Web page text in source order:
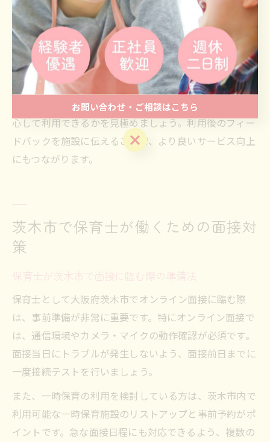
ッフに丁寧に伝えることで、よりきめ細やかな対応をし
てもらいやすくなります。短時間の利用でも、信頼関係
を築く意識を持つことで、子どもも保護者も安心して過
ごせます。
保育士としての視点からは、施設の衛生管理や安全対
策、スタッフの対応力などをチェックし、次回以降も安
心して利用できるかを見極めましょう。利用後のフィー
ドバックを施設に伝えることで、より良いサービス向上
にもつながります。
茨木市で保育士が働くための面接対
策
保育士が茨木市で面接に臨む際の準備法
保育士として大阪府茨木市でオンライン面接に臨む際
は、事前準備が非常に重要です。特にオンライン面接で
は、通信環境やカメラ・マイクの動作確認が必須です。
面接当日にトラブルが発生しないよう、面接前日までに
一度接続テストを行いましょう。
また、一時保育の利用を検討している方は、茨木市内で
利用可能な一時保育施設のリストアップと事前予約がポ
イントです。急な面接日程にも対応できるよう、複数の
お問い合わせ・ご相談はこちら
お問い合わせ・ご相談はこちら